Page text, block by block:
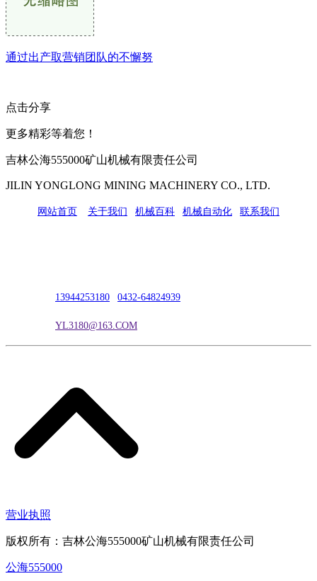
通过出产取营销团队的不懈努
点击分享
更多精彩等着您！
吉林公海555000矿山机械有限责任公司
JILIN YONGLONG MINING MACHINERY CO., LTD.
网站首页 关于我们 机械百科 机械自动化 联系我们
13944253180 0432-64824939
YL3180@163.COM
营业执照
版权所有：吉林公海555000矿山机械有限责任公司
公海555000